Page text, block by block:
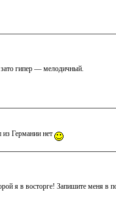
гипер — мелодичный.
Германии нет
я в восторге! Запишите меня в